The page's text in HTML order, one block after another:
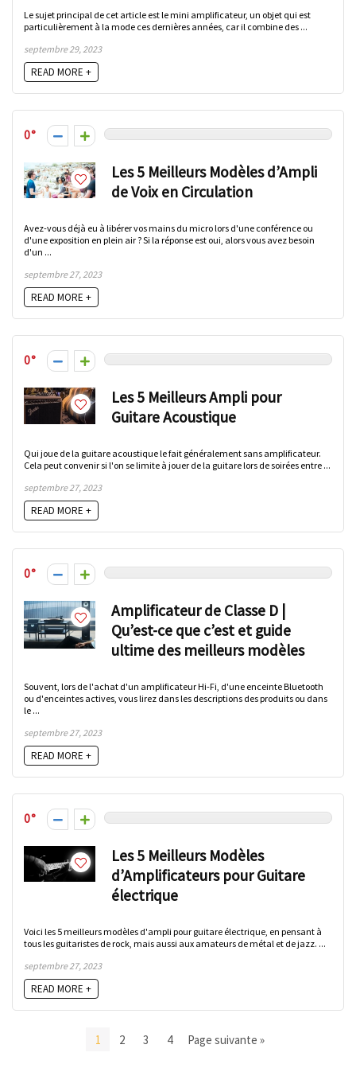
Le sujet principal de cet article est le mini amplificateur, un objet qui est
particulièrement à la mode ces dernières années, car il combine des ...
septembre 29, 2023
READ MORE +
0
Les 5 Meilleurs Modèles d’Ampli
de Voix en Circulation
Avez-vous déjà eu à libérer vos mains du micro lors d'une conférence ou
d'une exposition en plein air ? Si la réponse est oui, alors vous avez besoin
d'un ...
septembre 27, 2023
READ MORE +
0
Les 5 Meilleurs Ampli pour
Guitare Acoustique
Qui joue de la guitare acoustique le fait généralement sans amplificateur.
Cela peut convenir si l'on se limite à jouer de la guitare lors de soirées entre ...
septembre 27, 2023
READ MORE +
0
Amplificateur de Classe D |
Qu’est-ce que c’est et guide
ultime des meilleurs modèles
Souvent, lors de l'achat d'un amplificateur Hi-Fi, d'une enceinte Bluetooth
ou d'enceintes actives, vous lirez dans les descriptions des produits ou dans
le ...
septembre 27, 2023
READ MORE +
0
Les 5 Meilleurs Modèles
d’Amplificateurs pour Guitare
électrique
Voici les 5 meilleurs modèles d'ampli pour guitare électrique, en pensant à
tous les guitaristes de rock, mais aussi aux amateurs de métal et de jazz. ...
septembre 27, 2023
READ MORE +
1 2 3 4 Page suivante »